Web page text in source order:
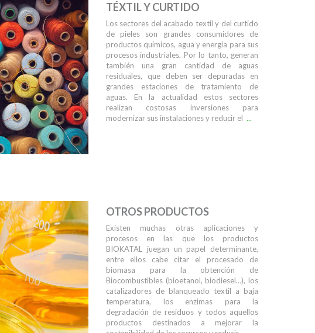
TÉXTIL Y CURTIDO
Los sectores del acabado textil y del curtido
de pieles son grandes consumidores de
productos químicos, agua y energía para sus
procesos industriales. Por lo tanto, generan
también una gran cantidad de aguas
residuales, que deben ser depuradas en
grandes estaciones de tratamiento de
aguas. En la actualidad estos sectores
realizan costosas inversiones para
modernizar sus instalaciones y reducir el ...
OTROS PRODUCTOS
Existen muchas otras aplicaciones y
procesos en las que los productos
BIOKATAL juegan un papel determinante,
entre ellos cabe citar el procesado de
biomasa para la obtención de
Biocombustibles (bioetanol, biodiesel…), los
catalizadores de blanqueado textil a baja
temperatura, los enzimas para la
degradación de residuos y todos aquellos
productos destinados a mejorar la